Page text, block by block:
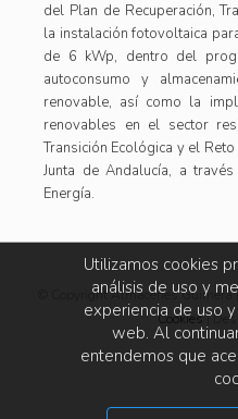
del Plan de Recuperación,
la instalación fotovoltaica
de 6 kWp, dentro del
autoconsumo y
renovable, así como la
renovables en el sector
Transición Ecológica y el
Junta de Andalucía, a
Energía.
© Copyright Almacenes Guimera
Cookies|
Utilizamos cookies
análisis de uso y
experiencia de uso
web. Al
entendemos que